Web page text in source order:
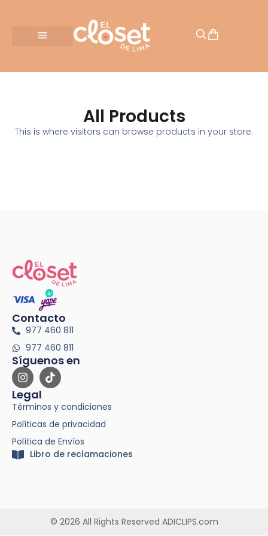
All Products
This is where visitors can browse products in your store.
Legal
Términos y condiciones
Políticas de privacidad
Política de Envíos
Libro de reclamaciones
Contacto
977 460 811
977 460 811
Síguenos en
© 2026 All Rights Reserved ADICLIPS.com